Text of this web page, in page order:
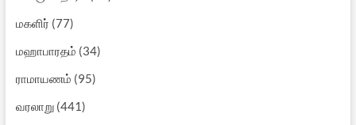
மகளிர் (77)
மஹாபாரதம் (34)
ராமாயணம் (95)
வரலாறு(441)